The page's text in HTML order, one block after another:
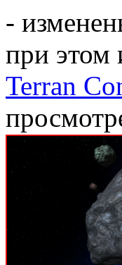
-
при этом
Terran